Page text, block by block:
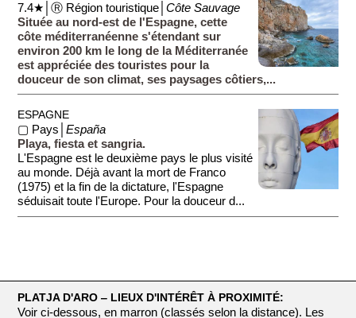
7.4★│Ⓡ Région touristique│Côte Sauvage
Située au nord-est de l'Espagne, cette
côte méditerranéenne s'étendant sur
environ 200 km le long de la Méditerranée
est appréciée des touristes pour la
douceur de son climat, ses paysages côtiers,...
ESPAGNE
▢ Pays│España
Playa, fiesta et sangria.
L'Espagne est le deuxième pays le plus visité
au monde. Déjà avant la mort de Franco
(1975) et la fin de la dictature, l'Espagne
séduisait toute l'Europe. Pour la douceur d...
PLATJA D'ARO ‒ LIEUX D'INTÉRÊT À PROXIMITÉ:
Voir ci-dessous, en marron (classés selon la distance). Les